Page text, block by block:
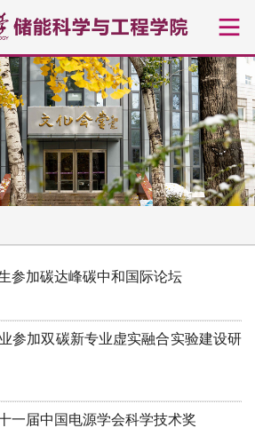
参加碳达峰碳中和国际论坛
参加双碳新专业虚实融合实验建设研
一届中国电源学会科学技术奖